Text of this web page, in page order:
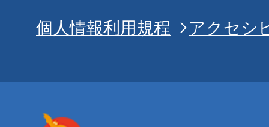
個人情報利用規程
アクセシ